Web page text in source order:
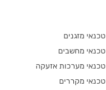
טכנאי מזגנים
טכנאי מחשבים
טכנאי מערכות אזעקה
טכנאי מקררים